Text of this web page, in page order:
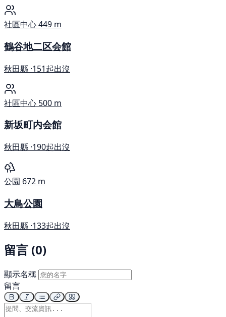
社區中心449 m
鶴谷地二区会館
秋田縣 ·151起出沒
社區中心 500 m
新坂町内会館
秋田縣 ·190起出沒
公園 672 m
大鳥公園
秋田縣 ·133起出沒
留言 (0)
顯示名稱
留言